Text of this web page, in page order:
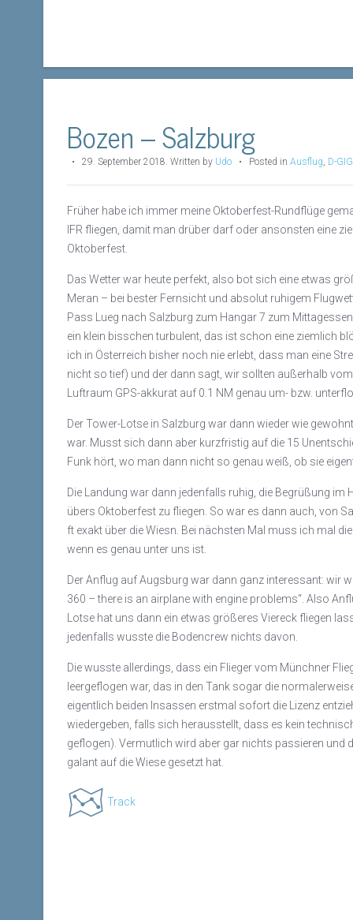
Bozen – Salzburg
• 29. September 2018. Written by Udo • Posted in Ausflug, D-
Früher habe ich immer meine Oktoberfest-Rundflüge
IFR fliegen, damit man drüber darf oder ansonsten eine
Oktoberfest.
Das Wetter war heute perfekt, also bot sich eine etwas
Meran – bei bester Fernsicht und absolut ruhigem
Pass Lueg nach Salzburg zum Hangar 7 zum
ein klein bisschen turbulent, das ist schon eine ziemlich
ich in Österreich bisher noch nie erlebt, dass man eine
nicht so tief) und der dann sagt, wir sollten außerhalb
Luftraum GPS-akkurat auf 0.1 NM genau um- bzw.
Der Tower-Lotse in Salzburg war dann wieder wie
war. Musst sich dann aber kurzfristig auf die 15
Funk hört, wo man dann nicht so genau weiß, ob sie
Die Landung war dann jedenfalls ruhig, die Begrüßung
übers Oktoberfest zu fliegen. So war es dann auch, von
ft exakt über die Wiesn. Bei nächsten Mal muss ich mal
wenn es genau unter uns ist.
Der Anflug auf Augsburg war dann ganz interessant: wir
360 – there is an airplane with engine problems“. Also
Lotse hat uns dann ein etwas größeres Viereck fliegen
jedenfalls wusste die Bodencrew nichts davon.
Die wusste allerdings, dass ein Flieger vom Münchner
leergeflogen war, das in den Tank sogar die
eigentlich beiden Insassen erstmal sofort die Lizenz
wiedergeben, falls sich herausstellt, dass es kein
geflogen). Vermutlich wird aber gar nichts passieren und
galant auf die Wiese gesetzt hat.
Track